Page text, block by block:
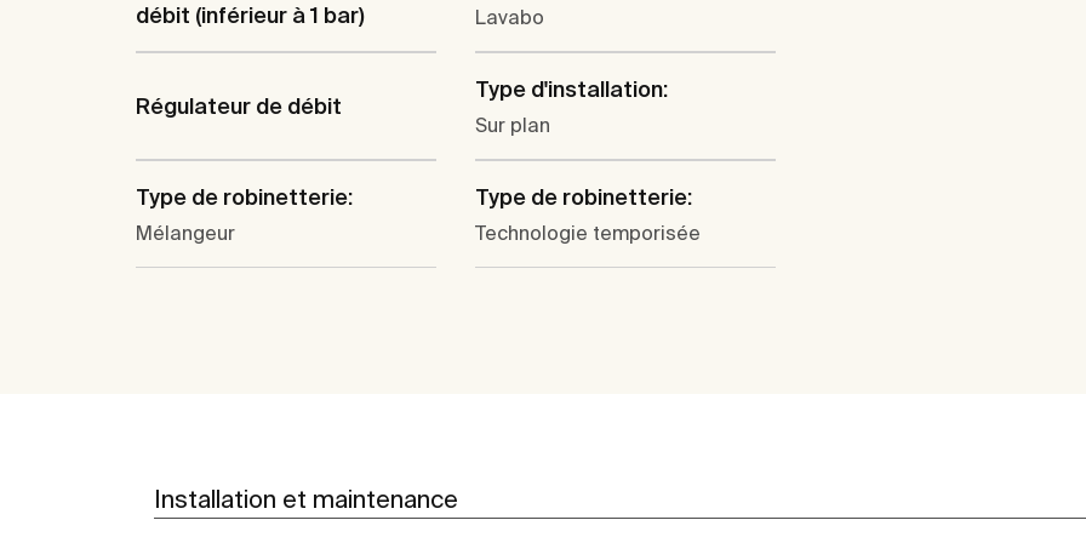
débit (inférieur à 1 bar)
Lavabo
Régulateur de débit
Type d'installation:
Sur plan
Type de robinetterie:
Mélangeur
Type de robinetterie:
Technologie temporisée
Installation et maintenance